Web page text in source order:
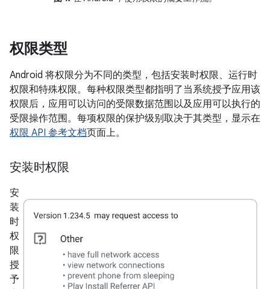
权限类型
Android 将权限分为不同的类型，包括安装时权限、运行时
权限和特殊权限。每种权限类型都指明了当系统授予应用该
权限后，应用可以访问的受限数据范围以及应用可以执行的
受限操作范围。每项权限的保护级别取决于其类型，显示在
权限 API 参考文档页面上。
安装时权限
安
装
时
权
限
授
予